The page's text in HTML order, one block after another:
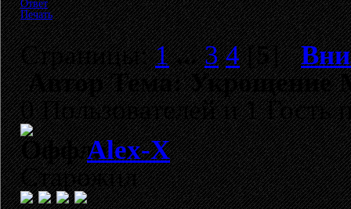
Ответ
Печать
Страницы:1 ...3 4[5]
АвторТема: Укрощение
0 Пользователей и 1 Гость
Alex-X
Старожил